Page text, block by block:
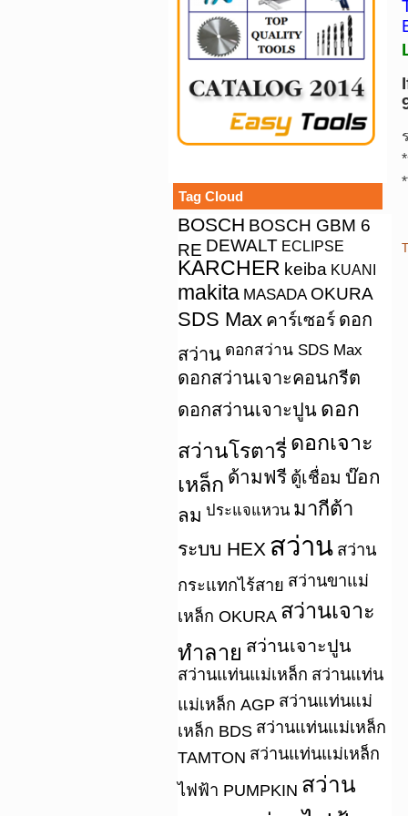
Tag Cloud
BOSCH BOSCH GBM 6
RE DEWALT ECLIPSE
KARCHER keiba KUANI
makita MASADA OKURA
SDS Max คาร์เซอร์ ดอก
สว่าน ดอกสว่าน SDS Max
ดอกสว่านเจาะคอนกรีต
ดอกสว่านเจาะปูน ดอก
สว่านโรตารี่ ดอกเจาะ
เหล็ก ด้ามฟรี ตู้เชื่อม บ๊อก
ลม ประแจแหวน มากีต้า
ระบบ HEX สว่าน สว่าน
กระแทกไร้สาย สว่านขาแม่
เหล็ก OKURA สว่านเจาะ
ทำลาย สว่านเจาะปูน
สว่านแท่นแม่เหล็ก สว่านแท่น
แม่เหล็ก AGP สว่านแท่นแม่
เหล็ก BDS สว่านแท่นแม่เหล็ก
TAMTON สว่านแท่นแม่เหล็ก
ไฟฟ้า PUMPKIN สว่าน
*